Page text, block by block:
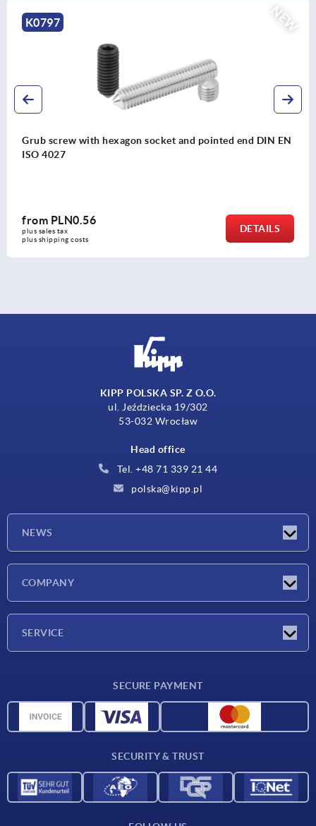
Friction joints, adjustable, single, 40/40 type B
from
plus shipping costs
KIPP POLSKA SP. Z O.O.
ul. Jeździecka 19/302
53-032 Wrocław
Head office
Tel. +48 71 339 21 44
polska@kipp.pl
NEWS
COMPANY
SERVICE
CAD data
SECURE PAYMENT
SECURITY & TRUST